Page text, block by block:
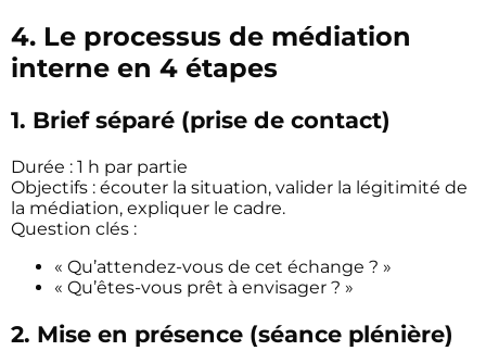
4. Le processus de médiation
interne en 4 étapes
1. Brief séparé (prise de contact)
Durée : 1 h par partie
Objectifs : écouter la situation, valider la légitimité de
la médiation, expliquer le cadre.
Question clés :
« Qu’attendez-vous de cet échange ? »
« Qu’êtes-vous prêt à envisager ? »
2. Mise en présence (séance plénière)